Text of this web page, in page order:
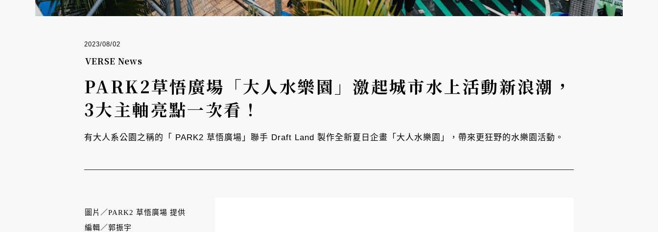
2023/08/02
VERSE News
PARK2草悟廣場「大人水樂園」激起城市水上活動新浪潮，
3大主軸亮點一次看！
有大人系公園之稱的「 PARK2 草悟廣場」聯手 Draft Land 製作全新夏日企畫「大人水樂園」，帶來更狂野的水樂園活動。
圖片／PARK2 草悟廣場 提供
編輯／郭振宇